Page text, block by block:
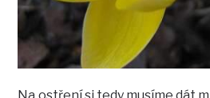
Na ostření si tedy musíme dát